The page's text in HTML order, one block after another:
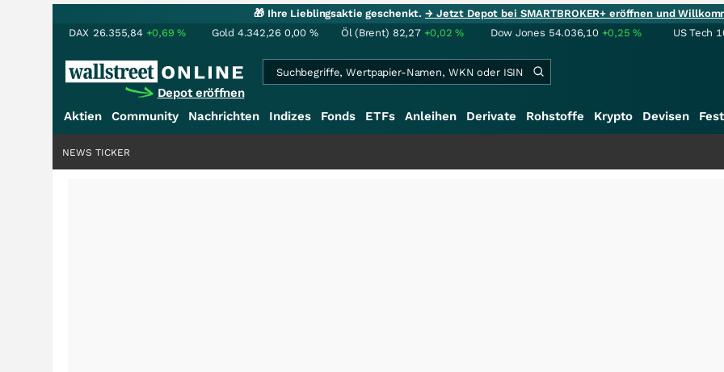
🎁 Ihre Lieblingsaktie geschenkt.→ Jetzt Depot bei SMARTBROKER+ eröffnen und
DAX 26.355,84 +0,69% Gold 4.342,26 0,00 % Öl (Brent) 82,27 +0,02% Dow Jones 54.036,10 +0,25% US Tech
Depot eröffnen
Aktien Community Nachrichten Indizes Fonds ETFs Anleihen Derivate Rohstoffe Krypto Devisen
NEWS TICKER